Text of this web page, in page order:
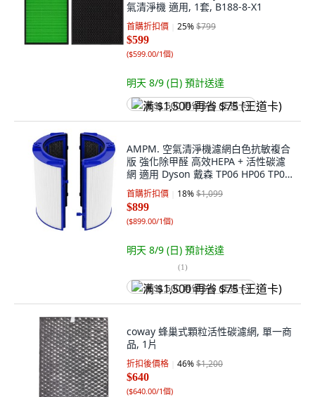
氣清淨機 適用, 1套, B188-8-X1
首購折扣價 25%$799
$599
($599.00/1個)
明天 8/9 (日) 預計送達
满 $1,500 再省 $75 (王道卡)
AMPM. 空氣清淨機濾網白色抗敏複合
版 強化除甲醛 高效HEPA + 活性碳濾
網 適用 Dyson 戴森 TP06 HP06 TP07
HP07 TP08 HP09 TP09 HP10 TP10
PH02, 1個, B189-7
首購折扣價 18%$1,099
$899
($899.00/1個)
明天 8/9 (日) 預計送達
(1)
满 $1,500 再省 $75 (王道卡)
coway 蜂巢式顆粒活性碳濾網, 單一商
品, 1片
折扣後價格 46%$1,200
$640
($640.00/1個)